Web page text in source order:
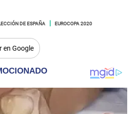
DE ESPAÑA EUROCOPA 2020
en Google